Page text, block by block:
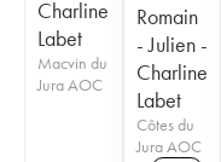
Charline
Labet
Macvin du
Jura AOC
Romain
- Julien -
Charline
Labet
Côtes du
Jura AOC